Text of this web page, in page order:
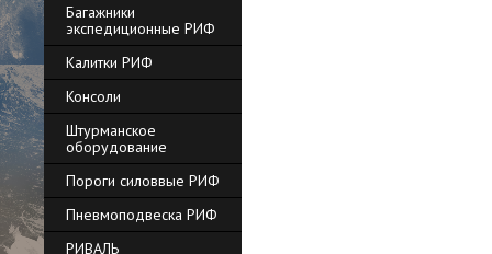
Багажники
экспедиционные РИФ
Калитки РИФ
Консоли
Штурманское
оборудование
Пороги силоввые РИФ
Пневмоподвеска РИФ
РИВАЛЬ